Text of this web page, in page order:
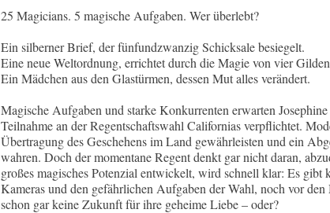
25 Magicians. 5 magische Aufgaben. Wer überlebt?
Ein silberner Brief, der fünfundzwanzig Schicksale besiegelt.
Eine neue Weltordnung, errichtet durch die Magie von vier
Ein Mädchen aus den Glastürmen, dessen Mut alles verändert.
Magische Aufgaben und starke Konkurrenten erwarten
Teilnahme an der Regentschaftswahl Californias verpflichtet.
Übertragung des Geschehens im Land gewährleisten und ein
wahren. Doch der momentane Regent denkt gar nicht daran,
großes magisches Potenzial entwickelt, wird schnell klar: Es gibt
Kameras und den gefährlichen Aufgaben der Wahl, noch vor
schon gar keine Zukunft für ihre geheime Liebe – oder?